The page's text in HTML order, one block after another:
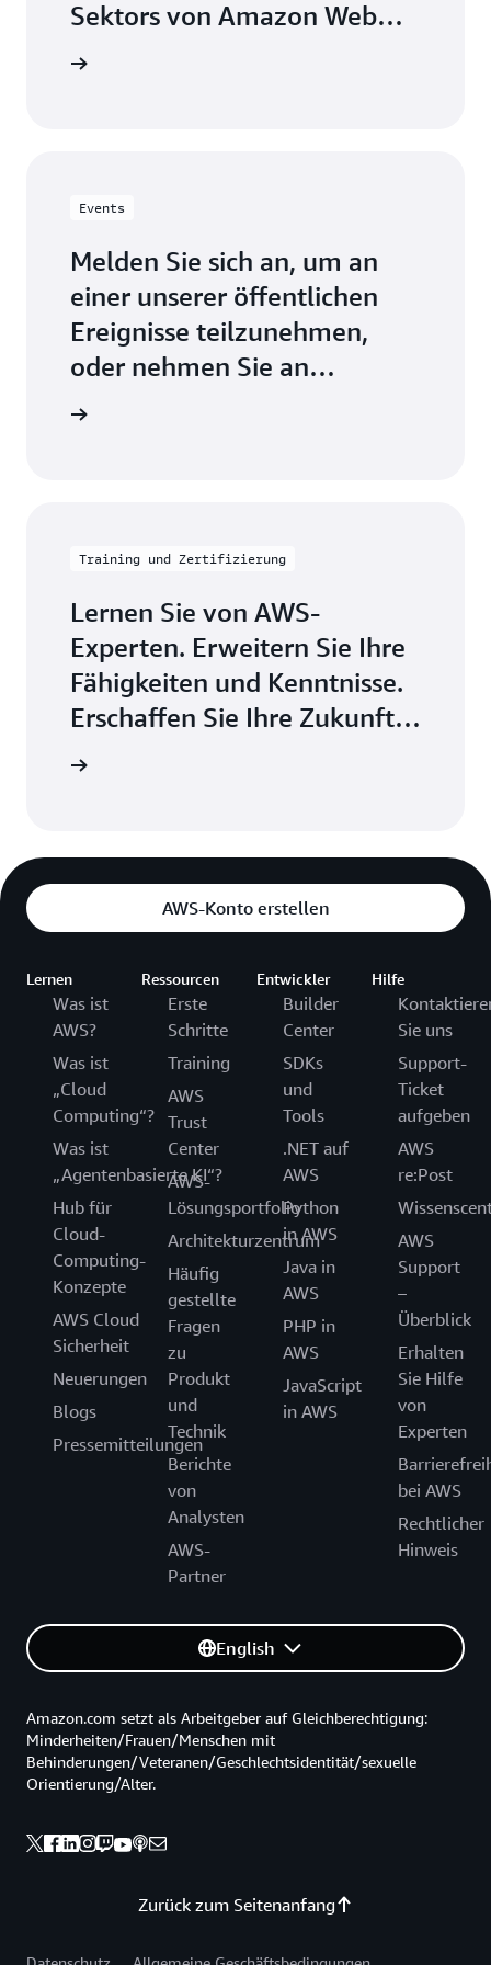
Behörden, Bildungsträger und gemeinnützige
die Vorteile, ein AWS Public Sector Partner zu
Nonprofit Competency Partners
Sektors von Amazon Web
Services zu kontaktieren.
Events
Melden Sie sich an, um an
einer unserer öffentlichen
Ereignisse teilzunehmen,
oder nehmen Sie an
Branchenveranstaltungen
Training und Zertifizierung
Lernen Sie von AWS-
Experten. Erweitern Sie Ihre
Fähigkeiten und Kenntnisse.
Erschaffen Sie Ihre Zukunft
in der AWS-Cloud
AWS-Konto erstellen
Lernen
Was ist
AWS?
Was ist
„Cloud
Computing“?
Was ist
„Agentenbasierte KI“?
Hub für
Cloud-
Computing-
Konzepte
AWS Cloud
Sicherheit
Neuerungen
Blogs
Pressemitteilungen
Ressourcen
Erste
Schritte
Training
AWS
Trust
Center
AWS-
Lösungsportfolio
Architekturzentrum
Häufig
gestellte
Fragen
zu
Produkt
und
Technik
Berichte
von
Analysten
AWS-
Partner
Entwickler
Builder
Center
SDKs
und
Tools
.NET auf
AWS
Python
in AWS
Java in
AWS
PHP in
AWS
JavaScript
in AWS
Hilfe
Sie uns
Support-
Ticket
aufgeben
AWS
re:Post
AWS
Support
–
Überblick
Erhalten
Sie Hilfe
von
Experten
bei AWS
Rechtlicher
Hinweis
English
Zurück zum Seitenanfang
Amazon.com setzt als Arbeitgeber auf Gleichberechtigung:
Minderheiten/Frauen/Menschen mit
Behinderungen/Veteranen/Geschlechtsidentität/sexuelle
Orientierung/Alter.